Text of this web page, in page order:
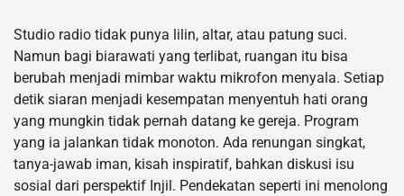
Studio radio tidak punya lilin, altar, atau patung suci.
Namun bagi biarawati yang terlibat, ruangan itu bisa
berubah menjadi mimbar waktu mikrofon menyala. Setiap
detik siaran menjadi kesempatan menyentuh hati orang
yang mungkin tidak pernah datang ke gereja. Program
yang ia jalankan tidak monoton. Ada renungan singkat,
tanya-jawab iman, kisah inspiratif, bahkan diskusi isu
sosial dari perspektif Injil. Pendekatan seperti ini menolong